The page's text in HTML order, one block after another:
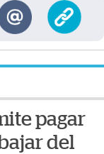
pagar
del